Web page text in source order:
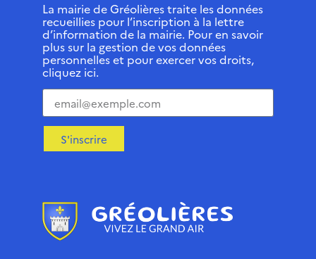
La mairie de Gréolières traite les données
recueillies pour l’inscription à la lettre
d’information de la mairie. Pour en savoir
plus sur la gestion de vos données
personnelles et pour exercer vos droits,
cliquez ici.
S'inscrire